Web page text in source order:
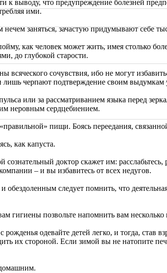
к выводу, что предупреждение болезней
ими.
заняться, зачастую придумывают себе
как человек может жить, имея столько
до глубокой старости.
всяческого сочувствия, ибо не могут
черпают подтверждение своим выдумкам
или за рассматриванием языка перед
неровным сердцебиением.
пищи. Боясь переедания,
как капуста.
доктор скажет им: расслабьтесь,
– и вы избавитесь от всех недугов.
следует помнить, что
гигиены позвольте напомнить вам
одевайте детей легко, и тогда, став
их стороной. Если зимой вы не натопите
домашним.